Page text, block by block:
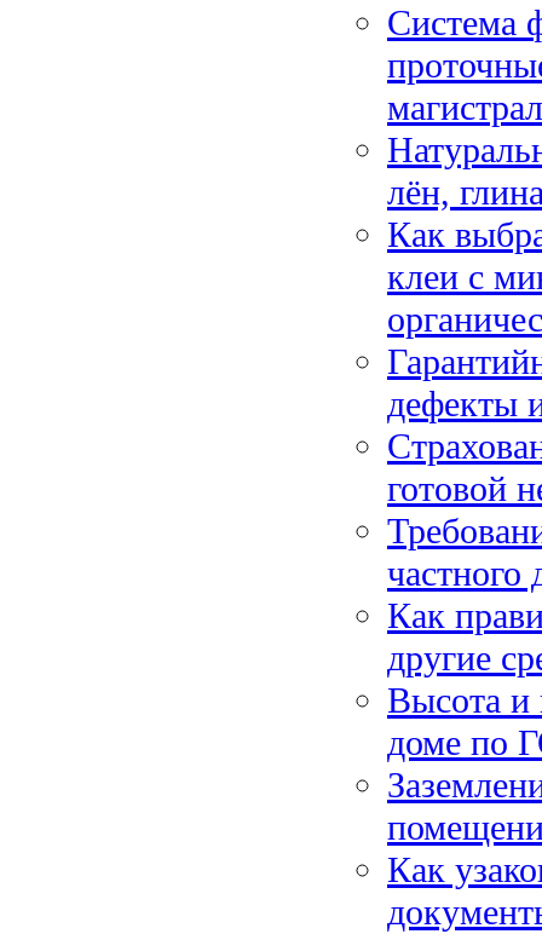
Система
лён,
Как
клеи с
дефекты
готовой
Как
другие
Высота и
доме по
Как